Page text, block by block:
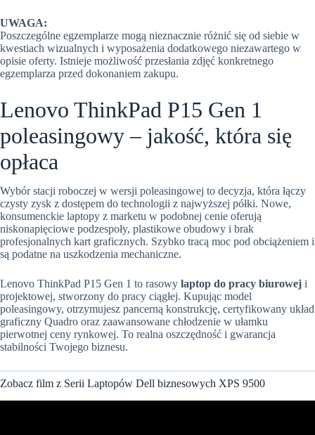
UWAGA:
Poszczególne egzemplarze mogą nieznacznie różnić się od siebie w
kwestiach wizualnych i wyposażenia dodatkowego niezawartego w
opisie oferty. Istnieje możliwość przesłania zdjęć konkretnego
egzemplarza przed dokonaniem zakupu.
Lenovo ThinkPad P15 Gen 1
poleasingowy – jakość, która się
opłaca
Wybór stacji roboczej w wersji poleasingowej to decyzja, która łączy
czysty zysk z dostępem do technologii z najwyższej półki. Nowe,
konsumenckie laptopy z marketu w podobnej cenie oferują
niskonapięciowe podzespoły, plastikowe obudowy i brak
profesjonalnych kart graficznych. Szybko tracą moc pod obciążeniem i
są podatne na uszkodzenia mechaniczne.
Lenovo ThinkPad P15 Gen 1 to rasowy laptop do pracy biurowej i
projektowej, stworzony do pracy ciągłej. Kupując model
poleasingowy, otrzymujesz pancerną konstrukcję, certyfikowany układ
graficzny Quadro oraz zaawansowane chłodzenie w ułamku
pierwotnej ceny rynkowej. To realna oszczędność i gwarancja
stabilności Twojego biznesu.
Zobacz film z Serii Laptopów Dell biznesowych XPS 9500